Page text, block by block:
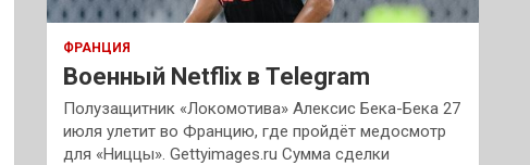
ФРАНЦИЯ
Военный Netflix в Telegram
Полузащитник «Локомотива» Алексис Бека-Бека 27
июля улетит во Францию, где пройдёт медосмотр
для «Ниццы». Gettyimages.ru Сумма сделки